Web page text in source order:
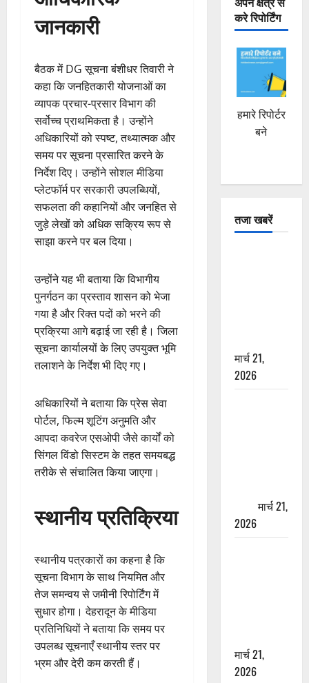
जानकारी
बैठक में DG सूचना बंशीधर तिवारी ने
कहा कि जनहितकारी योजनाओं का
व्यापक प्रचार-प्रसार विभाग की
सर्वोच्च प्राथमिकता है। उन्होंने
अधिकारियों को स्पष्ट, तथ्यात्मक और
समय पर सूचना प्रसारित करने के
निर्देश दिए। उन्होंने सोशल मीडिया
प्लेटफॉर्म पर सरकारी उपलब्धियों,
सफलता की कहानियों और जनहित से
जुड़े लेखों को अधिक सक्रिय रूप से
साझा करने पर बल दिया।
उन्होंने यह भी बताया कि विभागीय
पुनर्गठन का प्रस्ताव शासन को भेजा
गया है और रिक्त पदों को भरने की
प्रक्रिया आगे बढ़ाई जा रही है। जिला
सूचना कार्यालयों के लिए उपयुक्त भूमि
तलाशने के निर्देश भी दिए गए।
अधिकारियों ने बताया कि प्रेस सेवा
पोर्टल, फिल्म शूटिंग अनुमति और
आपदा कवरेज एसओपी जैसे कार्यों को
सिंगल विंडो सिस्टम के तहत समयबद्ध
तरीके से संचालित किया जाएगा।
स्थानीय प्रतिक्रिया
स्थानीय पत्रकारों का कहना है कि
सूचना विभाग के साथ नियमित और
तेज समन्वय से जमीनी रिपोर्टिंग में
सुधार होगा। देहरादून के मीडिया
प्रतिनिधियों ने बताया कि समय पर
उपलब्ध सूचनाएँ स्थानीय स्तर पर
भ्रम और देरी कम करती हैं।
करे रिपोर्टिंग
हमारे रिपोर्टर
बने
तजा खबरें
मार्च 21,
2026
मार्च 21,
2026
मार्च 21,
2026